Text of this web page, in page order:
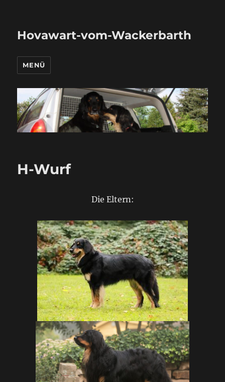
Hovawart-vom-Wackerbarth
MENÜ
H-Wurf
Die Eltern: